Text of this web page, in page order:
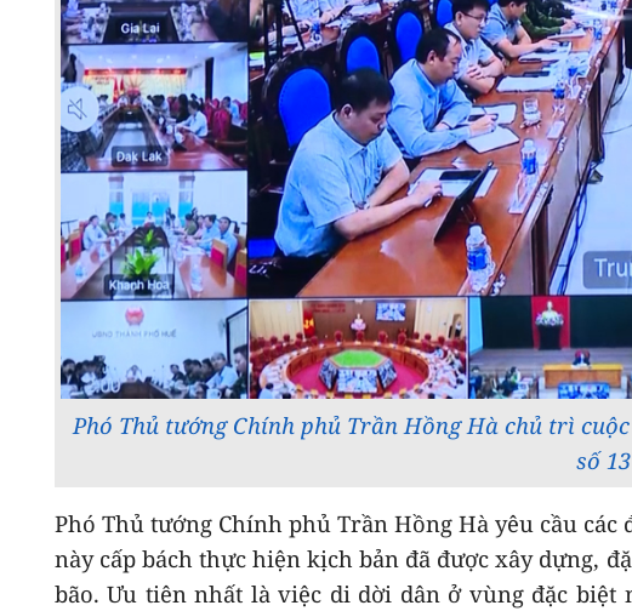
Phó Thủ tướng Chính phủ Trần Hồng Hà chủ trì
số 13
Phó Thủ tướng Chính phủ Trần Hồng Hà yêu cầu
này cấp bách thực hiện kịch bản đã được xây dựng,
bão. Ưu tiên nhất là việc di dời dân ở vùng đặc